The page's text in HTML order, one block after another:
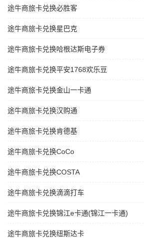
途牛商旅卡兑换必胜客
途牛商旅卡兑换星巴克
途牛商旅卡兑换哈根达斯电子券
途牛商旅卡兑换平安1768欢乐豆
途牛商旅卡兑换金山一卡通
途牛商旅卡兑换汉购通
途牛商旅卡兑换肯德基
途牛商旅卡兑换CoCo
途牛商旅卡兑换COSTA
途牛商旅卡兑换滴滴打车
途牛商旅卡兑换锦江e卡通(锦江一卡通)
途牛商旅卡兑换纽斯达卡